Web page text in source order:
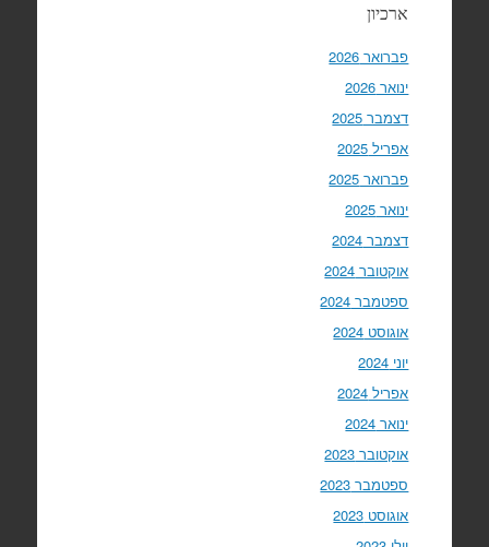
ארכיון
פברואר 2026
ינואר 2026
דצמבר 2025
אפריל 2025
פברואר 2025
ינואר 2025
דצמבר 2024
אוקטובר 2024
ספטמבר 2024
אוגוסט 2024
יוני 2024
אפריל 2024
ינואר 2024
אוקטובר 2023
ספטמבר 2023
אוגוסט 2023